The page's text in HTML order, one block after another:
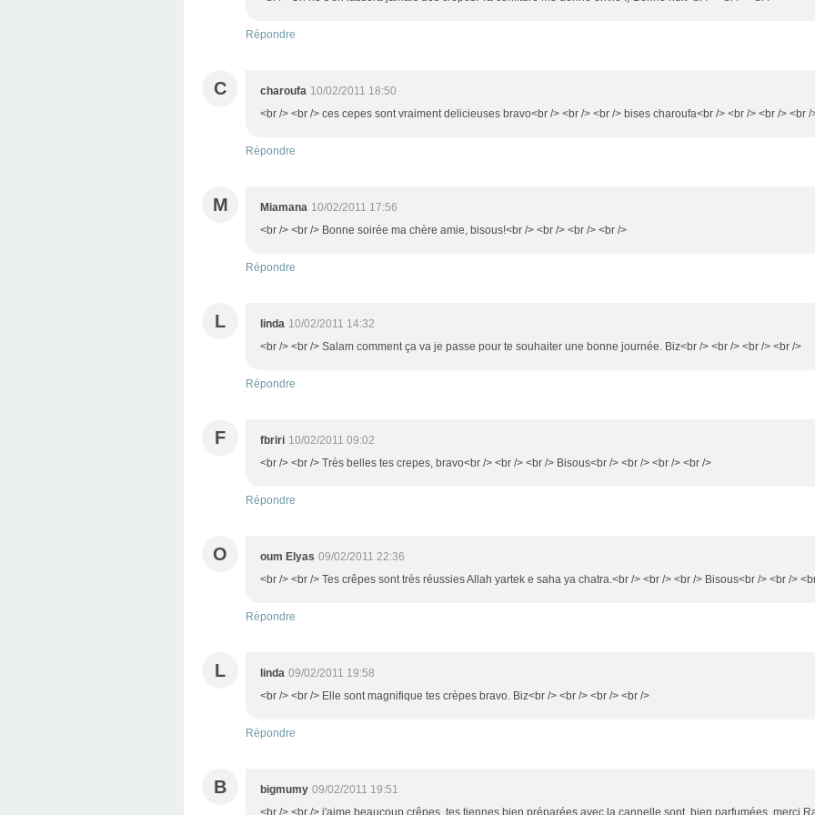
Répondre
C charoufa 10/02/2011 18:50
<br /> <br /> ces cepes sont vraiment delicieuses bravo<br /> <br /> <br /> bises charoufa<br /> <br /> <br /> <br /
Répondre
M Miamana 10/02/2011 17:56
<br /> <br /> Bonne soirée ma chère amie, bisous!<br /> <br /> <br /> <br />
Répondre
L linda 10/02/2011 14:32
<br /> <br /> Salam comment ça va je passe pour te souhaiter une bonne journée. Biz<br /> <br /> <br /> <br />
Répondre
F fbriri 10/02/2011 09:02
<br /> <br /> Très belles tes crepes, bravo<br /> <br /> <br /> Bisous<br /> <br /> <br /> <br />
Répondre
O oum Elyas 09/02/2011 22:36
<br /> <br /> Tes crêpes sont très réussies Allah yartek e saha ya chatra.<br /> <br /> <br /> Bisous<br /> <br />
Répondre
L linda 09/02/2011 19:58
<br /> <br /> Elle sont magnifique tes crèpes bravo. Biz<br /> <br /> <br /> <br />
Répondre
B bigmumy 09/02/2011 19:51